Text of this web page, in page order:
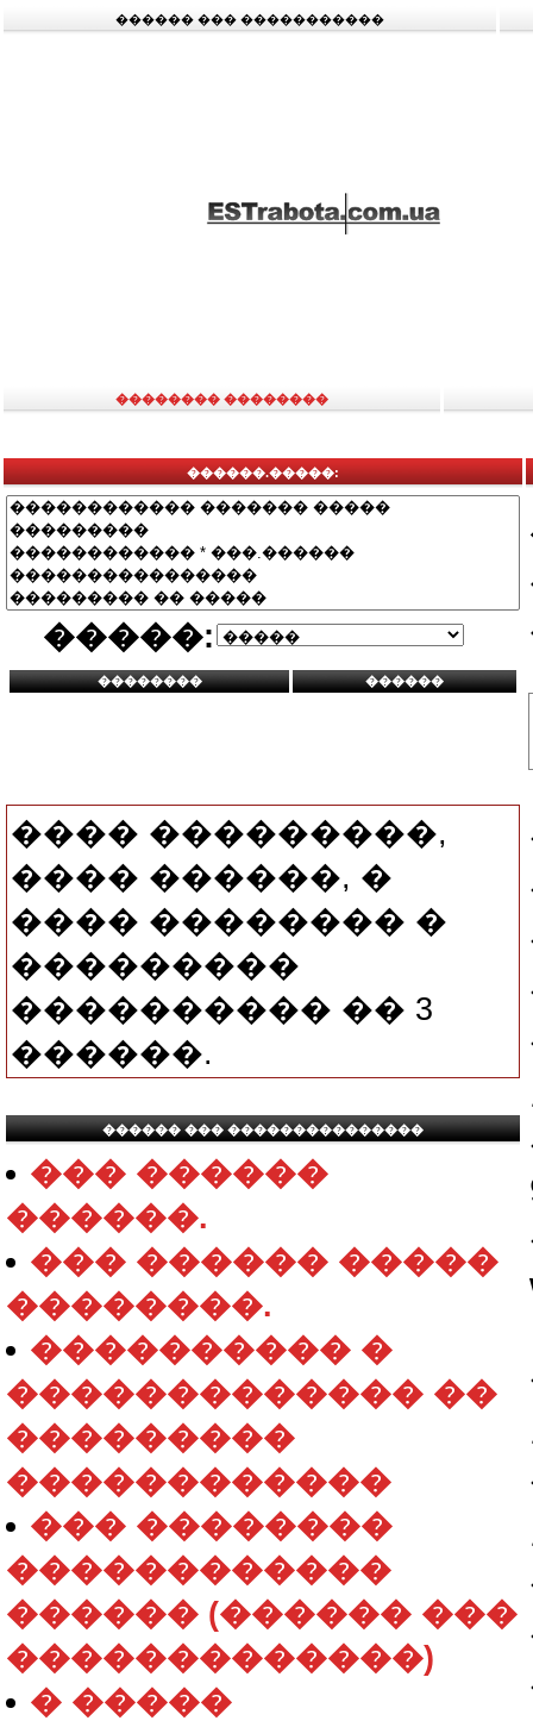
������ ��� �����������
�������� ��������
������.�����:
�����:
���� ���������,
���� ������, �
���� �������� �
���������
���������� �� 3
������.
������ ��� ���������������
��� ������
������.
��� ������ �����
��������.
���������� �
������������� ��
���������
������������
��� ��������
������������
������ (������ ���
�������������)
� �����